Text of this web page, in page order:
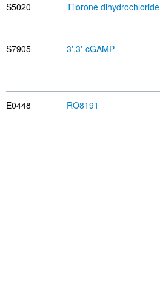
S5020 Tilorone dihydrochloride
S7905 3',3'-cGAMP
E0448 RO8191